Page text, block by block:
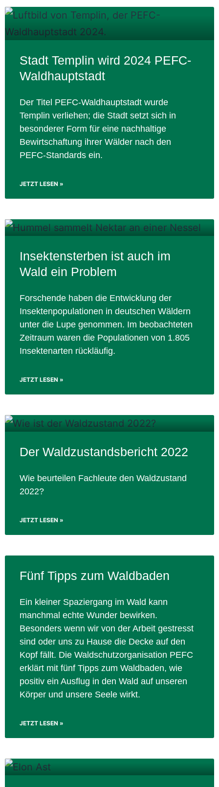
Stadt Templin wird 2024 PEFC-
Waldhauptstadt
Der Titel PEFC-Waldhauptstadt wurde
Templin verliehen; die Stadt setzt sich in
besonderer Form für eine nachhaltige
Bewirtschaftung ihrer Wälder nach den
PEFC-Standards ein.
JETZT LESEN »
Insektensterben ist auch im
Wald ein Problem
Forschende haben die Entwicklung der
Insektenpopulationen in deutschen Wäldern
unter die Lupe genommen. Im beobachteten
Zeitraum waren die Populationen von 1.805
Insektenarten rückläufig.
JETZT LESEN »
Der Waldzustandsbericht 2022
Wie beurteilen Fachleute den Waldzustand
2022?
JETZT LESEN »
Fünf Tipps zum Waldbaden
Ein kleiner Spaziergang im Wald kann
manchmal echte Wunder bewirken.
Besonders wenn wir von der Arbeit gestresst
sind oder uns zu Hause die Decke auf den
Kopf fällt. Die Waldschutzorganisation PEFC
erklärt mit fünf Tipps zum Waldbaden, wie
positiv ein Ausflug in den Wald auf unseren
Körper und unsere Seele wirkt.
JETZT LESEN »